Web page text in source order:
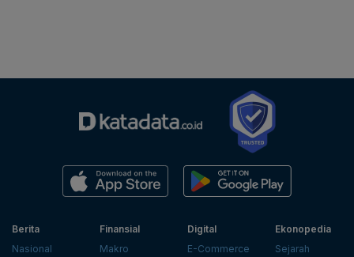
Berita
Nasional
Finansial
Makro
Digital
E-Commerce
Ekonopedia
Sejarah